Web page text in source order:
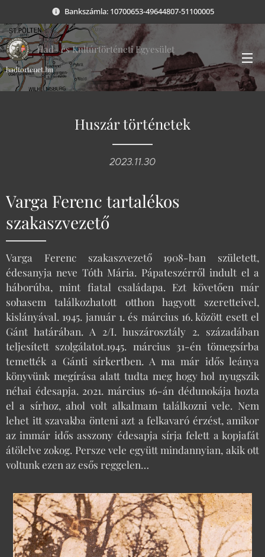
Bankszámla: 10700653-49644807-51100005
Had- és Kultúrtörténeti Egyesület
hadtortenet.hu
Huszár történetek
2023.11.30
Varga Ferenc tartalékos
szakaszvezető
Varga Ferenc szakaszvezető 1908-ban született,
édesanyja neve Tóth Mária. Pápateszérről indult el a
háborúba, mint fiatal családapa. Ezt követően már
sohasem találkozhatott otthon hagyott szeretteivel,
kislányával. 1945. január 1. és március 16. között esett el
Gánt határában. A 2/I. huszárosztály 2. századában
teljesített szolgálatot.1945. március 31-én tömegsírba
temették a Gánti sírkertben. A ma már idős leánya
könyvünk megírása alatt tudta meg hogy hol nyugszik
néhai édesapja. 2021. március 16-án dédunokája hozta
el a sírhoz, ahol volt alkalmam találkozni vele. Nem
lehet itt szavakba önteni azt a felkavaró érzést, amikor
az immár idős asszony édesapja sírja felett a kopjafát
átölelve zokog. Persze vele együtt mindannyian, akik ott
voltunk ezen az esős reggelen…